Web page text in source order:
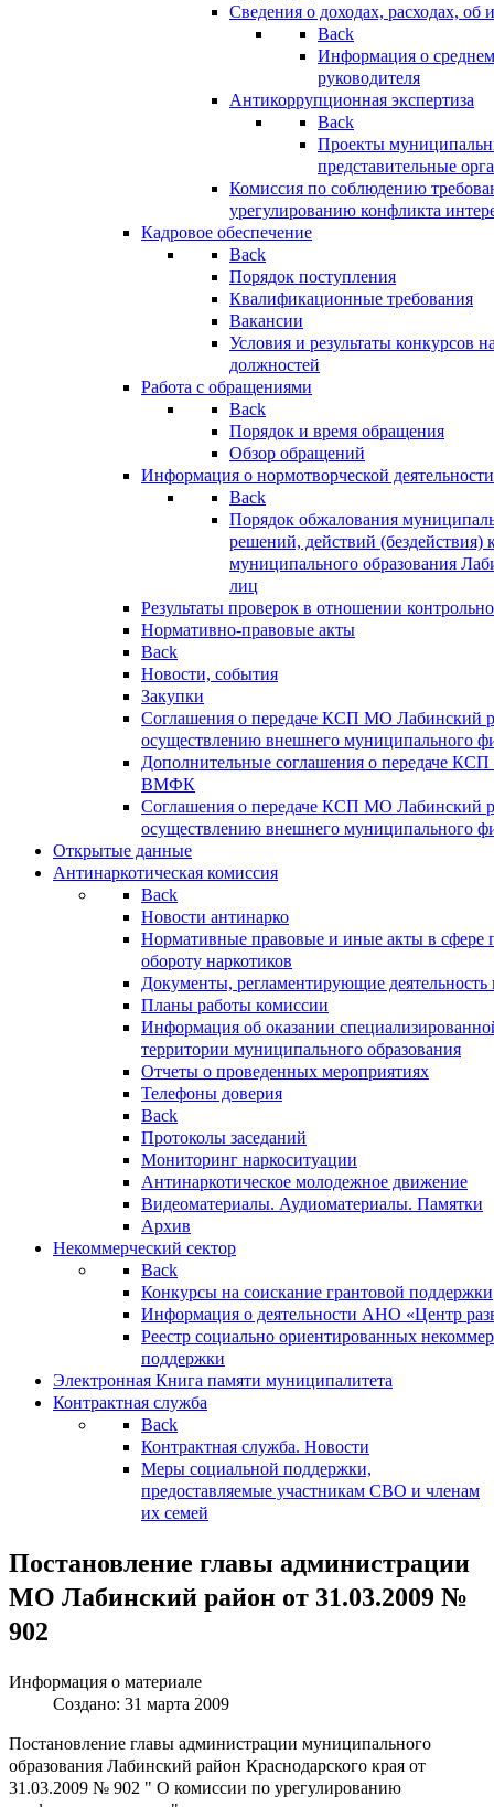
Сведения о доходах, расходах, об
Back
Информация о
руководителя
Антикоррупционная экспертиза
Back
Проекты
представительные
Комиссия по соблюдению
урегулированию конфликта
Кадровое обеспечение
Back
Порядок поступления
Квалификационные требования
Вакансии
Условия и результаты конкурсов
должностей
Работа с обращениями
Back
Порядок и время обращения
Обзор обращений
Информация о нормотворческой деятельности
Back
Порядок обжалования
решений, действий (бездействия)
муниципального образования
лиц
Результаты проверок в отношении
Нормативно-правовые акты
Back
Новости, события
Закупки
Соглашения о передаче КСП МО Лабинский
осуществлению внешнего муниципального
Дополнительные соглашения о передаче
ВМФК
Соглашения о передаче КСП МО Лабинский
осуществлению внешнего муниципального
Открытые данные
Антинаркотическая комиссия
Back
Новости антинарко
Нормативные правовые и иные акты в сфере
обороту наркотиков
Документы, регламентирующие деятельность
Планы работы комиссии
Информация об оказании
территории муниципального образования
Отчеты о проведенных мероприятиях
Телефоны доверия
Back
Протоколы заседаний
Мониторинг наркоситуации
Антинаркотическое молодежное движение
Видеоматериалы. Аудиоматериалы. Памятки
Архив
Некоммерческий сектор
Back
Конкурсы на соискание грантовой поддержки
Информация о деятельности АНО «Центр
Реестр социально ориентированных
поддержки
Электронная Книга памяти муниципалитета
Контрактная служба
Back
Контрактная служба. Новости
Меры социальной поддержки,
предоставляемые участникам СВО и членам
их семей
Постановление главы администрации
МО Лабинский район от 31.03.2009 №
902
Информация о материале
Создано: 31 марта 2009
Постановление главы администрации муниципального
образования Лабинский район Краснодарского края от
31.03.2009 № 902 " О комиссии по урегулированию